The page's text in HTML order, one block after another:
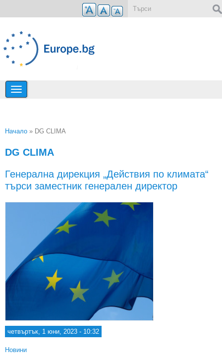
Премини към основното съдържание
Начало » DG CLIMA
DG CLIMA
Генерална дирекция „Действия по климата“
търси заместник генерален директор
четвъртък, 1 юни, 2023 - 10:32
Новини